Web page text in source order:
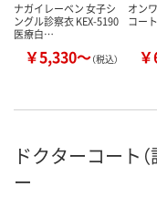
ナガイレーベン 女子シ
ングル診察衣 KEX-5190
医療白…
￥5,330～（税込）
オン
コー
ドクターコート
ー